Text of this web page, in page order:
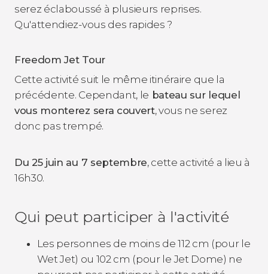
serez éclaboussé à plusieurs reprises.
Qu'attendiez-vous des rapides ?
Freedom Jet Tour
Cette activité suit le même itinéraire que la
précédente. Cependant, le bateau sur lequel
vous monterez sera couvert, vous ne serez
donc pas trempé.
Du 25 juin au 7 septembre, cette activité a lieu à
16h30.
Qui peut participer à l'activité
Les personnes de moins de 112 cm (pour le
Wet Jet) ou 102 cm (pour le Jet Dome) ne